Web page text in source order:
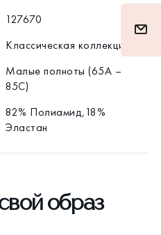
127670
Классическая коллекция
Малые полноты (65А –
85С)
82% Полиамид,18%
Эластан
образ